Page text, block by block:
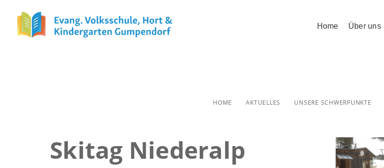
Home Über uns
HOME AKTUELLES UNSERE SCHWERPUNKTE
Skitag Niederalp